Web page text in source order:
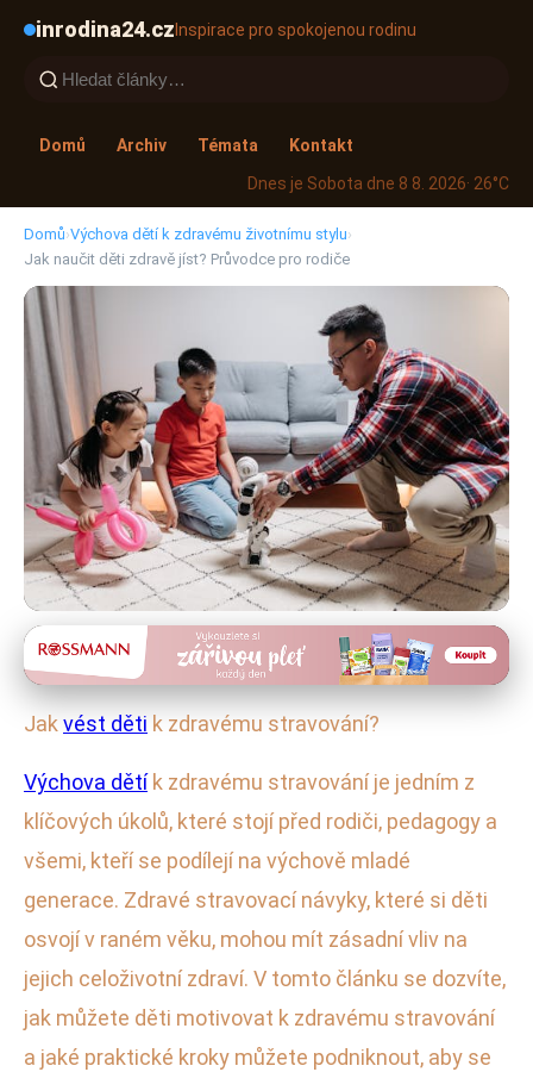
inrodina24.czInspirace pro spokojenou rodinu
Domů Archiv Témata
Kontakt
Dnes je Sobota dne 8 8. 2026· 26°C
Domů›Výchova dětí k zdravému životnímu stylu›
Jak naučit děti zdravě jíst? Průvodce pro rodiče
Výchova dětí k zdravému životnímu stylu
Jak naučit děti zdravě jíst?
· 4 min čtení · Autor: Kateřina Novotná
Jak vést děti k zdravému stravování?
Výchova dětík zdravému stravování je jedním z
klíčových úkolů, které stojí před rodiči, pedagogy a
všemi, kteří se podílejí na výchově mladé
generace. Zdravé stravovací návyky, které si děti
osvojí v raném věku, mohou mít zásadní vliv na
jejich celoživotní zdraví. V tomto článku se dozvíte,
jak můžete děti motivovat k zdravému stravování
a jaké praktické kroky můžete podniknout, aby se